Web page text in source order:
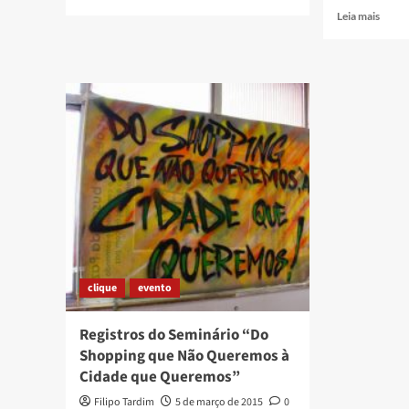
Santa
Lúcia
Leia maisRead
clique evento
Registros do Seminário “Do
Shopping que Não Queremos à
Cidade que Queremos”
Filipo Tardim 5 de março de 2015 0